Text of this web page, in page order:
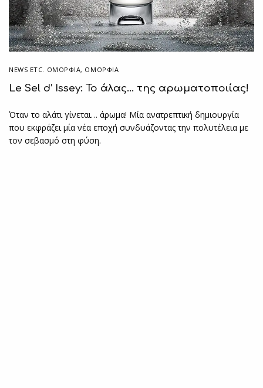
NEWS ETC. ΟΜΟΡΦΙΆ, ΟΜΟΡΦΙΑ
Le Sel d’ Issey: Το άλας… της αρωματοποιίας!
Όταν το αλάτι γίνεται… άρωμα! Μία ανατρεπτική δημιουργία
που εκφράζει μία νέα εποχή συνδυάζοντας την πολυτέλεια με
τον σεβασμό στη φύση.